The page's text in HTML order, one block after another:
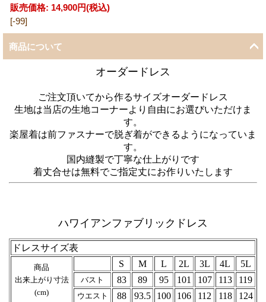
販売価格: 14,900円(税込)
[-99]
商品について
オーダードレス
ご注文頂いてから作るサイズオーダードレス
生地は当店の生地コーナーより自由にお選びいただけま
す。
楽屋着は前ファスナーで脱ぎ着ができるようになっていま
す。
国内縫製で丁寧な仕上がりです
着丈合せは無料でご指定丈にお作りいたします
ハワイアンファブリックドレス
ドレスサイズ表
商品
出来上がり寸法
(cm)
S M L 2L 3L 4L 5L
バスト 83 89 95 101 107 113 119
ウエスト 88 93.5 100 106 112 118 124